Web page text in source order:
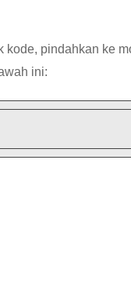
pindahkan ke
ini: